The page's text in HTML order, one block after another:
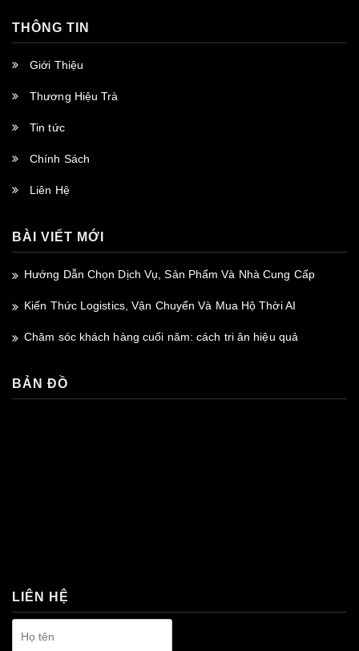
THÔNG TIN
Giới Thiệu
Thương Hiệu Trà
Tin tức
Chính Sách
Liên Hệ
BÀI VIẾT MỚI
Hướng Dẫn Chọn Dịch Vụ, Sản Phẩm Và Nhà Cung Cấp
Kiến Thức Logistics, Vận Chuyển Và Mua Hộ Thời AI
Chăm sóc khách hàng cuối năm: cách tri ân hiệu quả
BẢN ĐỒ
LIÊN HỆ